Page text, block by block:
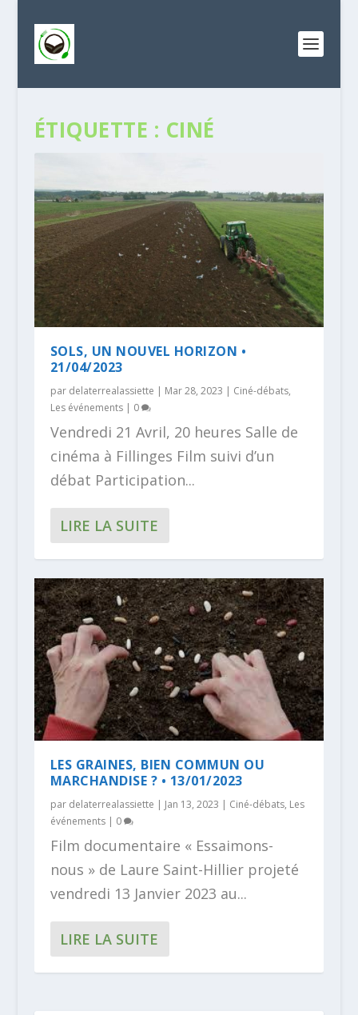
ÉTIQUETTE : CINÉ
SOLS, UN NOUVEL HORIZON •
21/04/2023
par delaterrealassiette | Mar 28, 2023 | Ciné-débats,
Les événements| 0
Vendredi 21 Avril, 20 heures Salle de
cinéma à Fillinges Film suivi d’un
débat Participation...
LIRE LA SUITE
LES GRAINES, BIEN COMMUN OU
MARCHANDISE ? • 13/01/2023
par delaterrealassiette | Jan 13, 2023 | Ciné-débats, Les
événements| 0
Film documentaire « Essaimons-
nous » de Laure Saint-Hillier projeté
vendredi 13 Janvier 2023 au...
LIRE LA SUITE